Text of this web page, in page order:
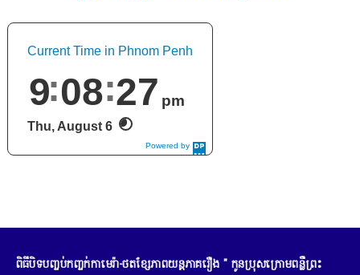
Powered by
DaysPedia.c
Current Time in Phnom Penh
9 08 28 pm
Thu, August 6
ពិធីបិទបញ្ចប់កញ្ចក់កាមេរ៉ា-ថតខ្សែភាពយន្តភាគរឿង " កូនប្រុសក្រោមពន្លឺព្រះ